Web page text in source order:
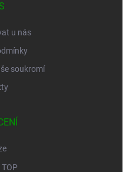
u nás
soukromí